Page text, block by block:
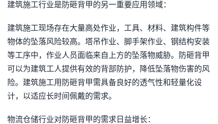
建筑施工行业是防砸背甲的另一重要应用领域：
建筑施工现场存在大量高处作业，工具、材料、建筑构件等
物体的坠落风险较高。塔吊作业、脚手架作业、钢结构安装
等工序中，作业人员面临来自上方的坠落物威胁。防砸背甲
可以为建筑工人提供有效的背部防护，降低坠落物伤害的风
险。建筑施工用防砸背甲需具备良好的透气性和轻量化设
计，以适应长时间佩戴的需求。
物流仓储行业对防砸背甲的需求日益增长：